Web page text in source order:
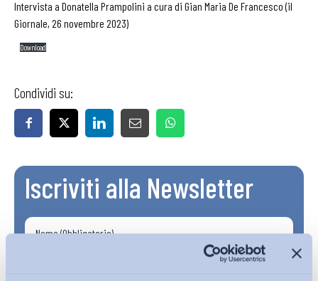
Intervista a Donatella Prampolini a cura di Gian Maria De Francesco (il
Giornale, 26 novembre 2023)
Download
Condividi su:
Iscriviti alla Newsletter